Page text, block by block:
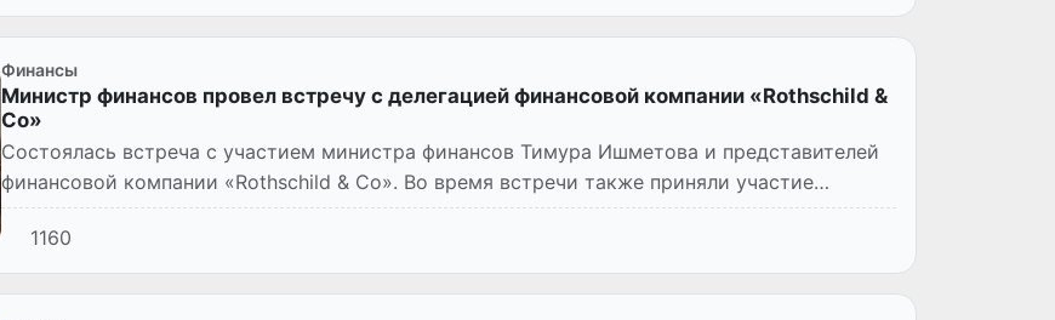
Финансы
Министр финансов провел встречу с делегацией финансовой компании «Rothschild &
Co»
Состоялась встреча с участием министра финансов Тимура Ишметова и представителей
финансовой компании «Rothschild & Co». Во время встречи также приняли участие
Чрезвычайный и Полном...
1160